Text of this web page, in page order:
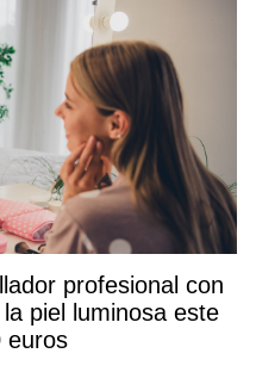
profesional con
piel luminosa este
euros